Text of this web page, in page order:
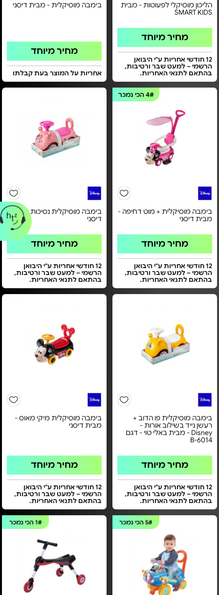
הליכון מוסיקלי לפעוטות - מבית
SMART KIDS
מחיר מיוחד
12 חודשי אחריות ע"י היבואן
הרשמי – למעט שבר ורטיבות,
בהתאם לתנאי האחריות.
בימבה מוסיקלית - מבית דיסני
מחיר מיוחד
אחריות על המוצר בעת קבלתו
4#הכי נמכר
בימבה מוסיקלית + מוט דחיפה -
מבית דיסני
מחיר מיוחד
12 חודשי אחריות ע"י היבואן
הרשמי – למעט שבר ורטיבות,
בהתאם לתנאי האחריות.
בימבה מוסיקלית נסיכות - מבית
דיסני
מחיר מיוחד
12 חודשי אחריות ע"י היבואן
הרשמי – למעט שבר ורטיבות,
בהתאם לתנאי האחריות.
בימבה מוסיקלית פו הדוב +
רעשן נייד בשילוב אורות -
Disney - מבית באלי טוי - דגם
B-6014
מחיר מיוחד
12 חודשי אחריות ע"י היבואן
הרשמי – למעט שבר ורטיבות,
בהתאם לתנאי האחריות.
בימבה מוסיקלית מיקי מאוס -
מבית דיסני
מחיר מיוחד
12 חודשי אחריות ע"י היבואן
הרשמי – למעט שבר ורטיבות,
בהתאם לתנאי האחריות.
5#הכי נמכר 1#הכי נמכר